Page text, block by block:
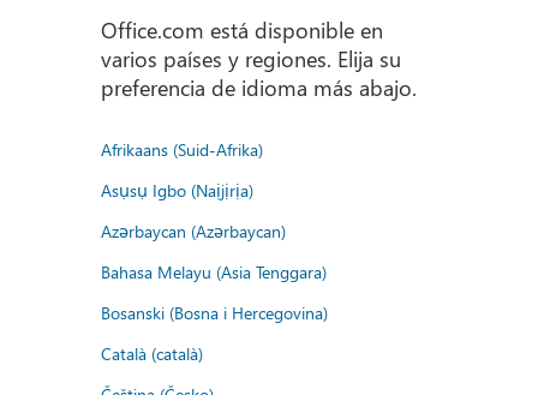
Office.com está disponible en
varios países y regiones. Elija su
preferencia de idioma más abajo.
Afrikaans (Suid-Afrika)
Asụsụ Igbo (Naịjịrịa)
Azərbaycan (Azərbaycan)
Bahasa Melayu (Asia Tenggara)
Bosanski (Bosna i Hercegovina)
Català (català)